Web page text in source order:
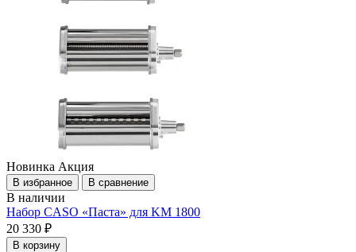
Новинка Акция
В избранное В сравнение
В наличии
Набор CASO «Паста» для KM 1800
20 330 ₽
В корзину